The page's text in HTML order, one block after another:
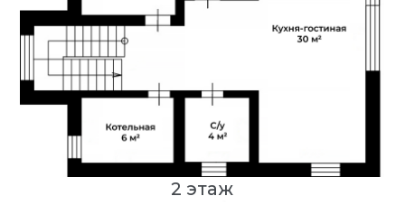
Хотите узнать
о доме больше